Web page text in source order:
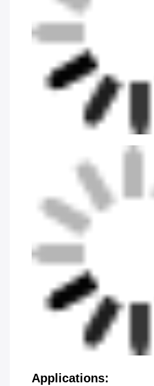
Applications: